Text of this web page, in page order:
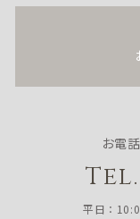
お電
Tel.
平日：